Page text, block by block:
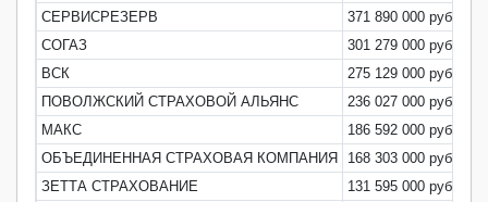
СЕРВИСРЕЗЕРВ
371 890 000 руб
СОГАЗ
301 279 000 руб
ВСК
275 129 000 руб
ПОВОЛЖСКИЙ СТРАХОВОЙ АЛЬЯНС
236 027 000 руб
МАКС
186 592 000 руб
ОБЪЕДИНЕННАЯ СТРАХОВАЯ КОМПАНИЯ
168 303 000 руб
ЗЕТТА СТРАХОВАНИЕ
131 595 000 руб